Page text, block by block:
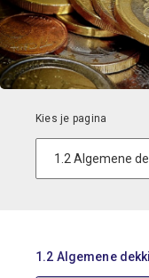
1.2 Algemene